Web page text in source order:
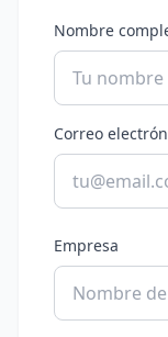
Nombre
Correo
Empresa